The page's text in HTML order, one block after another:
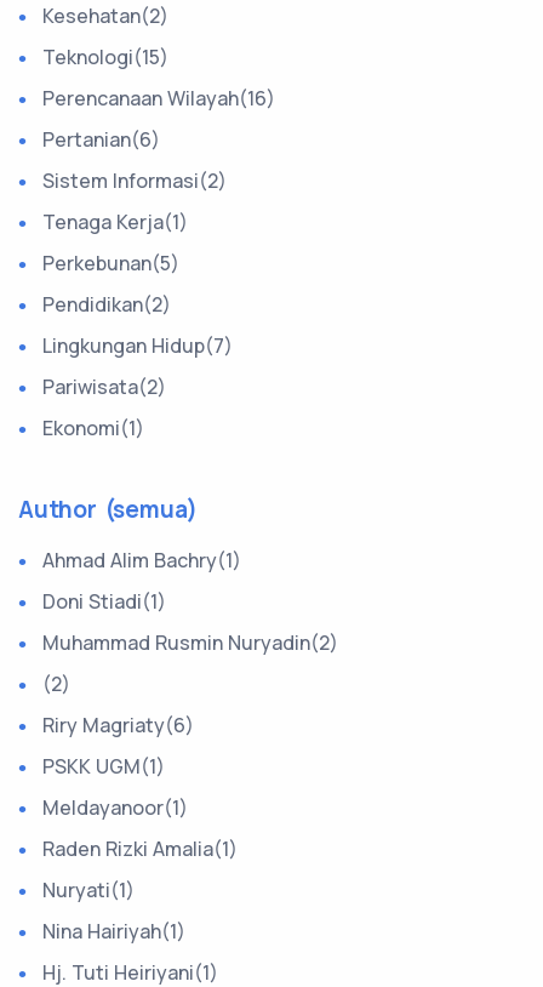
Kesehatan(2)
Teknologi(15)
Perencanaan Wilayah(16)
Pertanian(6)
Sistem Informasi(2)
Tenaga Kerja(1)
Perkebunan(5)
Pendidikan(2)
Lingkungan Hidup(7)
Pariwisata(2)
Ekonomi(1)
Author (semua)
Ahmad Alim Bachry(1)
Doni Stiadi(1)
Muhammad Rusmin Nuryadin(2)
(2)
Riry Magriaty(6)
PSKK UGM(1)
Meldayanoor(1)
Raden Rizki Amalia(1)
Nuryati(1)
Nina Hairiyah(1)
Hj. Tuti Heiriyani(1)